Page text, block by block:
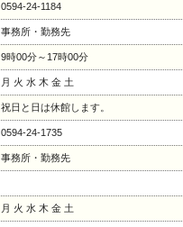
0594-24-1184
事務所・勤務先
9時00分～17時00分
月 火 水 木 金 土
祝日と日は休館します。
0594-24-1735
事務所・勤務先
月 火 水 木 金 土